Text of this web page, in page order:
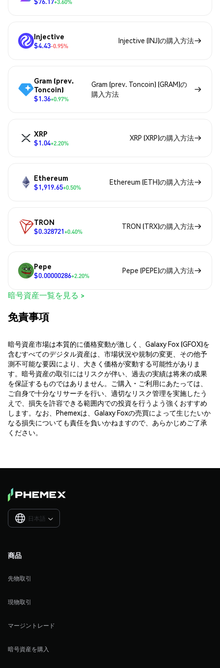
+3.60%
Injective
$4.43-0.95%
Injective (INJ)の購入方法
Gram (prev.
Toncoin)
$1.36+0.97%
Gram (prev. Toncoin) (GRAM)の
購入方法
XRP
$1.04+2.20%
XRP (XRP)の購入方法
Ethereum
$1,919.65+0.50%
Ethereum (ETH)の購入方法
TRON
$0.328721+0.40%
TRON (TRX)の購入方法
Pepe
$0.00000286+2.20%
Pepe (PEPE)の購入方法
暗号資産一覧を見る >
免責事項
暗号資産市場は本質的に価格変動が激しく、Galaxy Fox (GFOX)を
含むすべてのデジタル資産は、市場状況や規制の変更、その他予
測不可能な要因により、大きく価格が変動する可能性がありま
す。暗号資産の取引にはリスクが伴い、過去の実績は将来の成果
を保証するものではありません。ご購入・ご利用にあたっては、
ご自身で十分なリサーチを行い、適切なリスク管理を実施したう
えで、損失を許容できる範囲内での投資を行うよう強くおすすめ
します。なお、Phemexは、Galaxy Foxの売買によって生じたいか
なる損失についても責任を負いかねますので、あらかじめご了承
ください。
日本語 
商品
先物取引
現物取引
マージントレード
暗号資産を購入